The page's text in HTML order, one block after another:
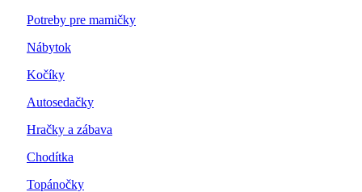
Potreby pre mamičky
Nábytok
Kočíky
Autosedačky
Hračky a zábava
Chodítka
Topánočky